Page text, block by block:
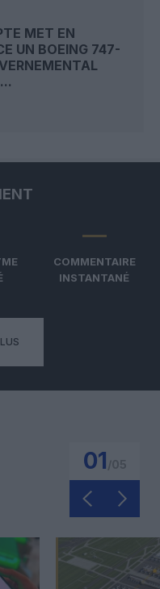
MET EN
UN BOEING 747-
COMMENTAIRE
INSTANTANÉ
01